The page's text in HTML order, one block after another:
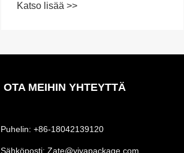
pakkausvalinnan?
Katso lisää >>
OTA MEIHIN YHTEYTTÄ
Puhelin: +86-18042139120
Sähköposti: Zate@yiyapackage.com